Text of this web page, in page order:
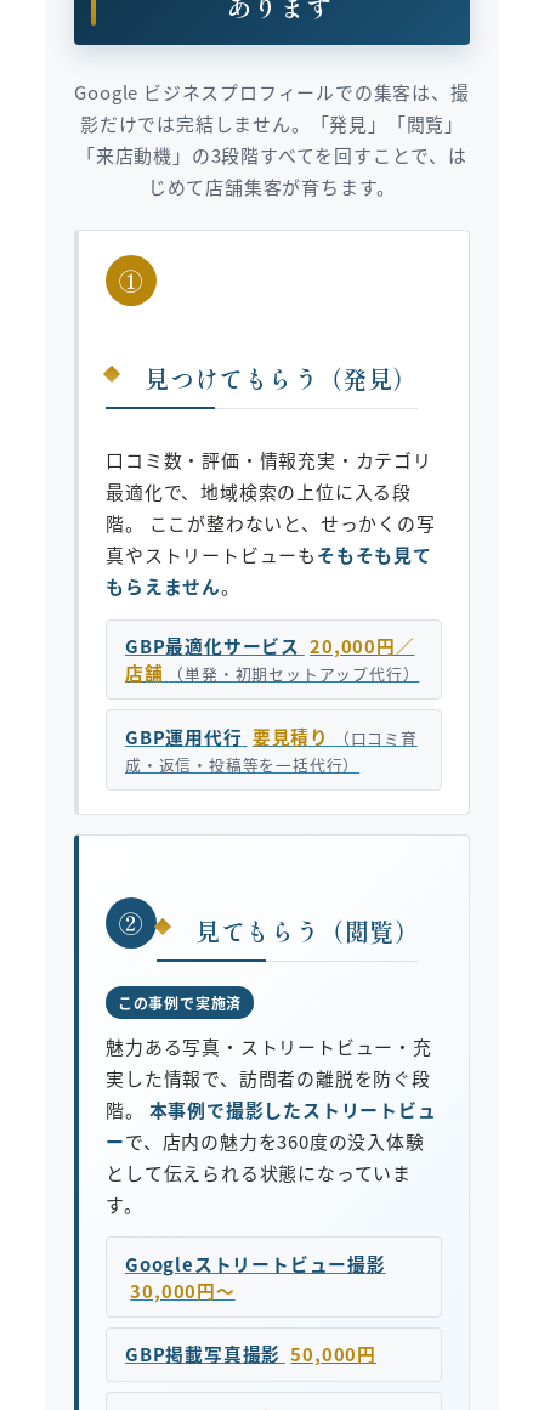
Google ビジネスプロフィールでの集客は、撮
影だけでは完結しません。「発見」「閲覧」
「来店動機」の3段階すべてを回すことで、は
じめて店舗集客が育ちます。
①
見つけてもらう（発見）
口コミ数・評価・情報充実・カテゴリ
最適化で、地域検索の上位に入る段
階。 ここが整わないと、せっかくの写
真やストリートビューもそもそも見て
もらえません。
GBP最適化サービス 20,000円／
店舗
（単発・初期セットアップ代行）
GBP運用代行 要見積り
（口コミ育
成・返信・投稿等を一括代行）
② 見てもらう（閲覧）
この事例で実施済
魅力ある写真・ストリートビュー・充
実した情報で、訪問者の離脱を防ぐ段
階。 本事例で撮影したストリートビュ
ーで、店内の魅力を360度の没入体験
として伝えられる状態になっていま
す。
Googleストリートビュー撮影
30,000円〜
GBP掲載写真撮影 50,000円